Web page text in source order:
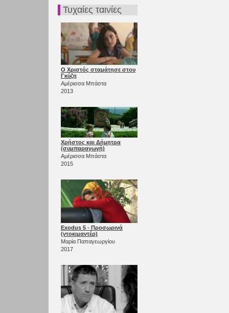
Τυχαίες ταινίες
Ο Χριστός σταμάτησε στου
Γκύζη
Αμέρισσα Μπάστα
2013
Χρήστος και Δήμητρα
(συμπαραγωγή)
Αμέρισσα Μπάστα
2015
Exodus 5 - Προσωρινά
(ντοκιμαντέρ)
Μαρία Παπαγεωργίου
2017